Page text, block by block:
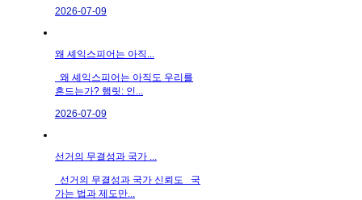
2026-07-09
왜 셰익스피어는 아직...
왜 셰익스피어는 아직도 우리를
흔드는가? 햄릿: 인...
2026-07-09
선거의 무결성과 국가 ...
선거의 무결성과 국가 신뢰도 국
가는 법과 제도만...